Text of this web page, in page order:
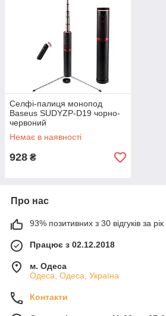
Селфі-палиця монопод
Baseus SUDYZP-D19 чорно-
червоний
Немає в наявності
928 ₴
Про нас
93% позитивних з 30 відгуків за рік
Працює з 02.12.2018
м. Одеса
Одеса, Одеса, Україна
Контакти